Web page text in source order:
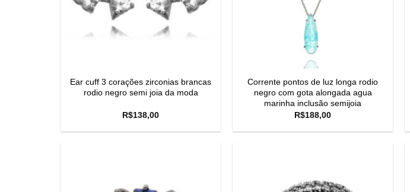
Ear cuff 3 corações zirconias brancas
rodio negro semi joia da moda
R$138,00
Corrente pontos de luz longa rodio
negro com gota alongada agua
marinha inclusão semijoia
R$188,00